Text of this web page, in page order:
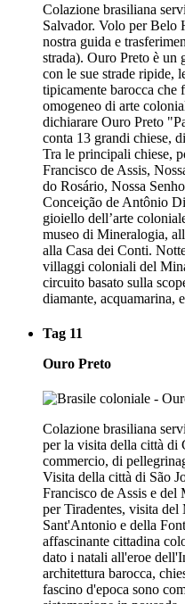
Colazione brasiliana
Salvador. Volo per Belo
nostra guida e
strada). Ouro Preto è un
con le sue strade ripide,
tipicamente barocca che
omogeneo di arte
dichiarare Ouro Preto
conta 13 grandi chiese,
Tra le principali chiese,
Francisco de Assis,
do Rosário, Nossa
Conceição de Antônio
gioiello dell’arte
museo di Mineralogia,
alla Casa dei Conti.
villaggi coloniali del
circuito basato sulla
diamante, acquamarina,
Tag 11
Ouro Preto
Colazione brasiliana
per la visita della città di
commercio, di
Visita della città di São
Francisco de Assis e del
per Tiradentes, visita del
Sant'Antonio e della
affascinante cittadina
dato i natali all'eroe
architettura barocca,
fascino d'epoca sono